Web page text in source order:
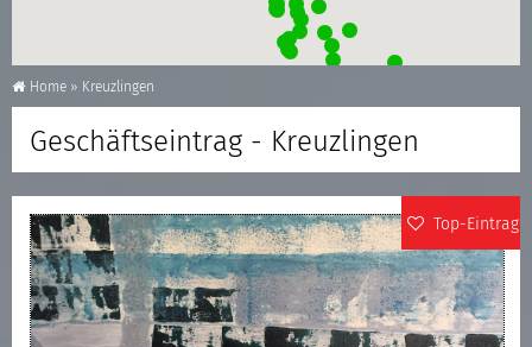
Home » Kreuzlingen
Geschäftseintrag - Kreuzlingen
Top-Eintrag